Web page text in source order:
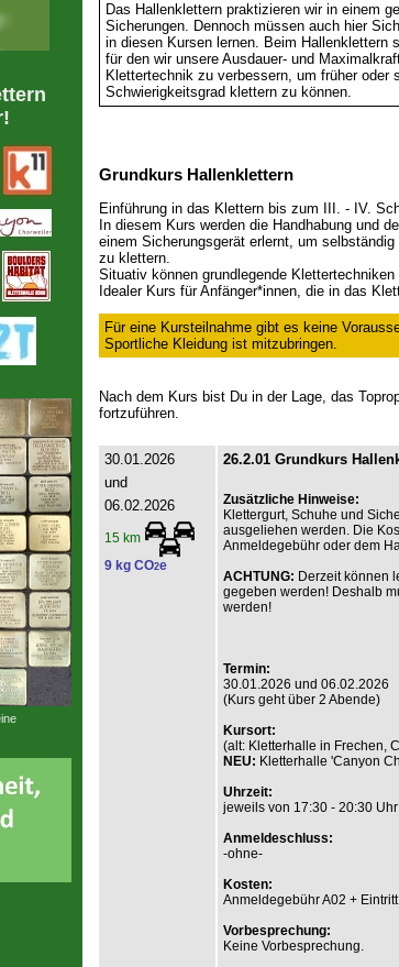
Das Hallenklettern praktizieren wir in einem
Sicherungen. Dennoch müssen auch hier
in diesen Kursen lernen. Beim Hallenklettern
für den wir unsere Ausdauer- und
Klettertechnik zu verbessern, um früher oder
Schwierigkeitsgrad klettern zu können.
Grundkurs Hallenklettern
Einführung in das Klettern bis zum III. - IV.
In diesem Kurs werden die Handhabung und
einem Sicherungsgerät erlernt, um
zu klettern.
Situativ können grundlegende
Idealer Kurs für Anfänger*innen, die in das
Für eine Kursteilnahme gibt es keine
Sportliche Kleidung ist mitzubringen.
Nach dem Kurs bist Du in der Lage, das
fortzuführen.
30.01.2026
und
06.02.2026
15 km
9 kg CO2e
26.2.01 Grundkurs
Zusätzliche Hinweise:
Klettergurt, Schuhe und
ausgeliehen werden. Die
Anmeldegebühr oder dem
ACHTUNG: Derzeit können
gegeben werden! Deshalb
werden!
Termin:
30.01.2026 und 06.02.2026
(Kurs geht über 2 Abende)
Kursort:
(alt: Kletterhalle in Frechen,
NEU: Kletterhalle 'Canyon
Uhrzeit:
jeweils von 17:30 - 20:30 Uhr
Anmeldeschluss:
-ohne-
Kosten:
Anmeldegebühr A02 +
Vorbesprechung:
Keine Vorbesprechung.